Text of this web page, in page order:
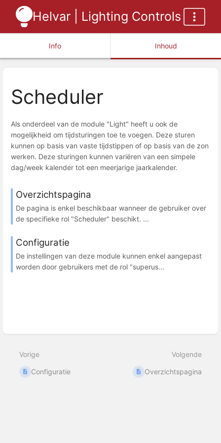
Helvar | Lighting Controls
Info Inhoud
Scheduler
Als onderdeel van de module "Light" heeft u ook de
mogelijkheid om tijdsturingen toe te voegen. Deze sturen
kunnen op basis van vaste tijdstippen of op basis van de zon
werken. Deze sturingen kunnen variëren van een simpele
dag/week kalender tot een meerjarige jaarkalender.
Overzichtspagina
De pagina is enkel beschikbaar wanneer de gebruiker over
de specifieke rol "Scheduler" beschikt. ...
Configuratie
De instellingen van deze module kunnen enkel aangepast
worden door gebruikers met de rol "superus...
Vorige
Configuratie
Volgende
Overzichtspagina